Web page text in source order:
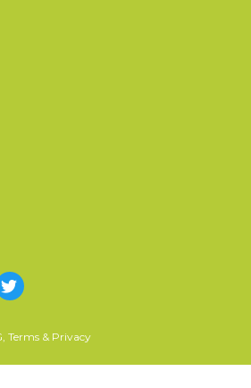
Terms & Privacy